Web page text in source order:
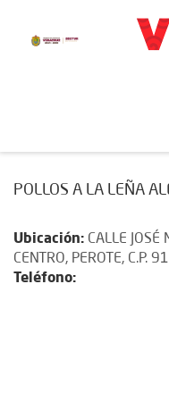
POLLOS A LA LEÑA
Ubicación: CALLE JOSÉ
CENTRO, PEROTE, C.P.
Teléfono: